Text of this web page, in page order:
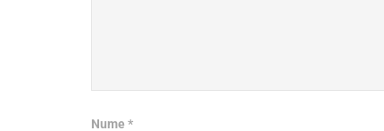
Nume *